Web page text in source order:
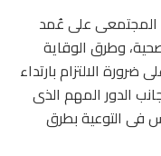
المجتمعى على عُمد
وطرق الوقاية
الالتزام بارتداء
الدور المهم الذى
فى التوعية بطرق